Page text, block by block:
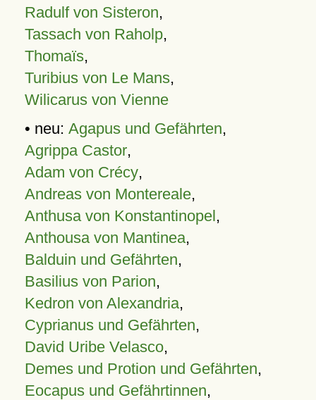
Radulf von Sisteron,
Tassach von Raholp,
Thomaïs,
Turibius von Le Mans,
Wilicarus von Vienne
• neu: Agapus und Gefährten,
Agrippa Castor,
Adam von Crécy,
Andreas von Montereale,
Anthusa von Konstantinopel,
Anthousa von Mantinea,
Balduin und Gefährten,
Basilius von Parion,
Kedron von Alexandria,
Cyprianus und Gefährten,
David Uribe Velasco,
Demes und Protion und Gefährten,
Eocapus und Gefährtinnen,